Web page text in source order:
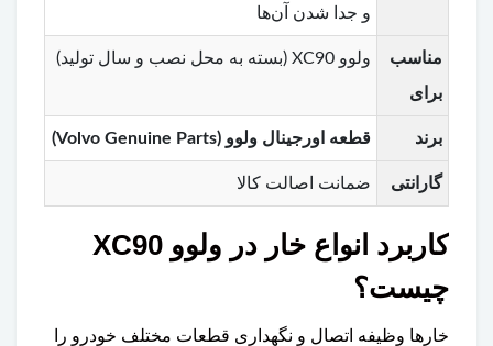
و جدا شدن آن‌ها
مناسب
برای
ولوو XC90 (بسته به محل نصب و سال تولید)
برند قطعه اورجینال ولوو (Volvo Genuine Parts)
گارانتی ضمانت اصالت کالا
کاربرد انواع خار در ولوو XC90
چیست؟
خارها وظیفه اتصال و نگهداری قطعات مختلف خودرو را